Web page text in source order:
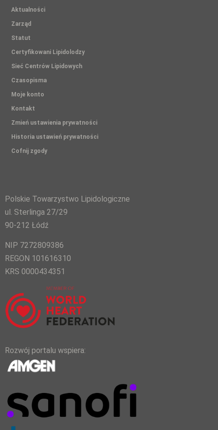
Aktualności
Zarząd
Statut
Certyfikowani Lipidolodzy
Sieć Centrów Lipidowych
Czasopisma
Moje konto
Kontakt
Zmień ustawienia prywatności
Historia ustawień prywatności
Cofnij zgody
Polskie Towarzystwo Lipidologiczne
ul. Sterlinga 27/29
90-212 Łódź
NIP 7272809386
REGON 101616310
KRS 0000434351
Rozwój portalu wspiera: